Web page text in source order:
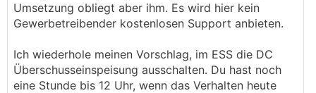
Umsetzung obliegt aber ihm. Es wird hier kein
Gewerbetreibender kostenlosen Support anbieten.
Ich wiederhole meinen Vorschlag, im ESS die DC
Überschusseinspeisung ausschalten. Du hast noch
eine Stunde bis 12 Uhr, wenn das Verhalten heute